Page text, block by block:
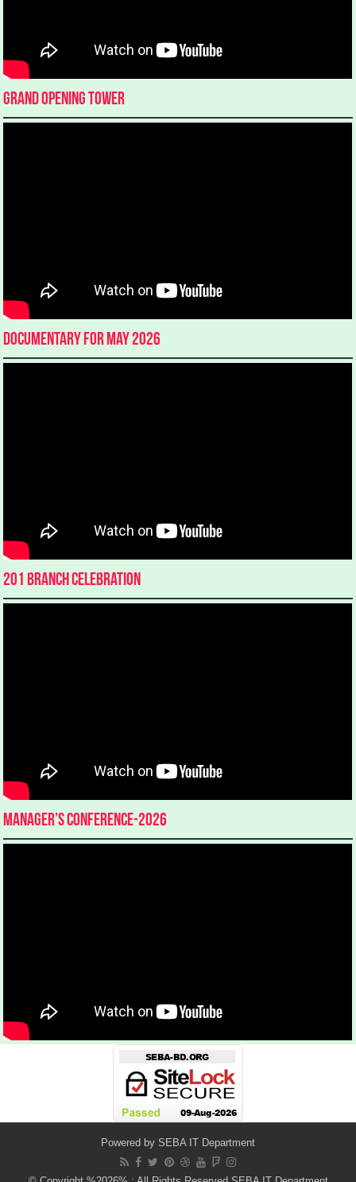
Grand Opening Tower
Documentary for May 2026
201 Branch Celebration
Manager’s Conference-2026
Powered by SEBA IT Department